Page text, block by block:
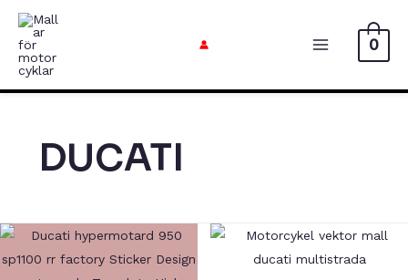
Hoppa
innehåll
0
DUCATI